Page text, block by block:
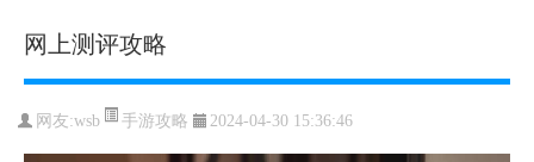
网上测评攻略
网友:wsb 手游攻略 2024-04-30 15:36:46